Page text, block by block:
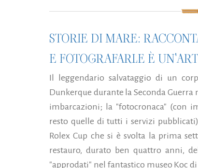
STORIE DI MARE:
E FOTOGRAFARLE È
Il leggendario salvataggio di un
Dunkerque durante la Seconda
imbarcazioni; la "fotocronaca" (con
resto quelle di tutti i servizi
Rolex Cup che si è svolta la prima
restauro, durato ben quattro anni,
"approdati" nel fantastico museo Koc